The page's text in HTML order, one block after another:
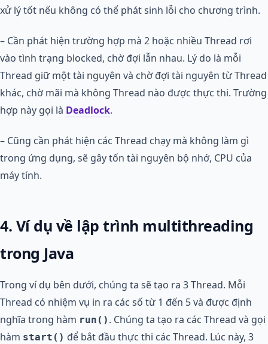
xử lý tốt nếu không có thể phát sinh lỗi cho chương trình.
– Cần phát hiện trường hợp mà 2 hoặc nhiều Thread rơi
vào tình trạng blocked, chờ đợi lẫn nhau. Lý do là mỗi
Thread giữ một tài nguyên và chờ đợi tài nguyên từ Thread
khác, chờ mãi mà không Thread nào được thực thi. Trường
hợp này gọi là Deadlock.
– Cũng cần phát hiện các Thread chạy mà không làm gì
trong ứng dụng, sẽ gây tốn tài nguyên bộ nhớ, CPU của
máy tính.
4. Ví dụ về lập trình multithreading
trong Java
Trong ví dụ bên dưới, chúng ta sẽ tạo ra 3 Thread. Mỗi
Thread có nhiệm vụ in ra các số từ 1 đến 5 và được định
nghĩa trong hàm run() . Chúng ta tạo ra các Thread và gọi
hàm start() để bắt đầu thực thi các Thread. Lúc này, 3